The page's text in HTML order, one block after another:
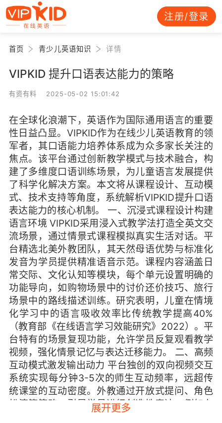
注册/登录
首页 青少儿英语知识 详情
VIPKID 提升口语表达能力的策略
有资有料 2025-05-02 15:01:42
在全球化浪潮下，英语作为国际通用语言的重要
性日益凸显。VIPKID作为在线少儿英语教育的领
军者，其口语能力培养体系成为众多家长关注的
焦点。该平台通过创新教学模式与技术融合，构
建了多维度口语训练场景，为儿童语言发展提供
了科学化解决方案。本文将从课程设计、互动模
式、技术支持等角度，系统解析VIPKID提升口语
表达能力的核心机制。 一、沉浸式课程设计构建
语言环境 VIPKID采用浸入式教学法打造全英文交
流场景，通过情景式课程模拟真实生活对话。平
台精选北美外教团队，其天然母语优势与标准化
发音为学员提供精准语音示范。课程内容涵盖日
常交际、文化认知等模块，每个单元设置明确的
功能导向，如购物场景中的讨价还价技巧、旅行
场景中的路线描述训练。研究表明，儿童在情境
化学习中的语言吸收效率比传统教学提高40%
（教育部《在线语言学习效能研究》2022）。平
台特有的场景复现功能，允许学员反复观看教学
视频，强化情景记忆与表达迁移能力。 二、高频
互动模式激发输出动力 平台独创的双向视频交互
系统实现每分钟3-5次的师生互动频率，远超传
统课堂的互动密度。外教通过开放式提问、角色
扮演等策略，引导学员进行创造性表达。例如在
我的一天主题课中，外教不仅询问常规活动，更
展开更多